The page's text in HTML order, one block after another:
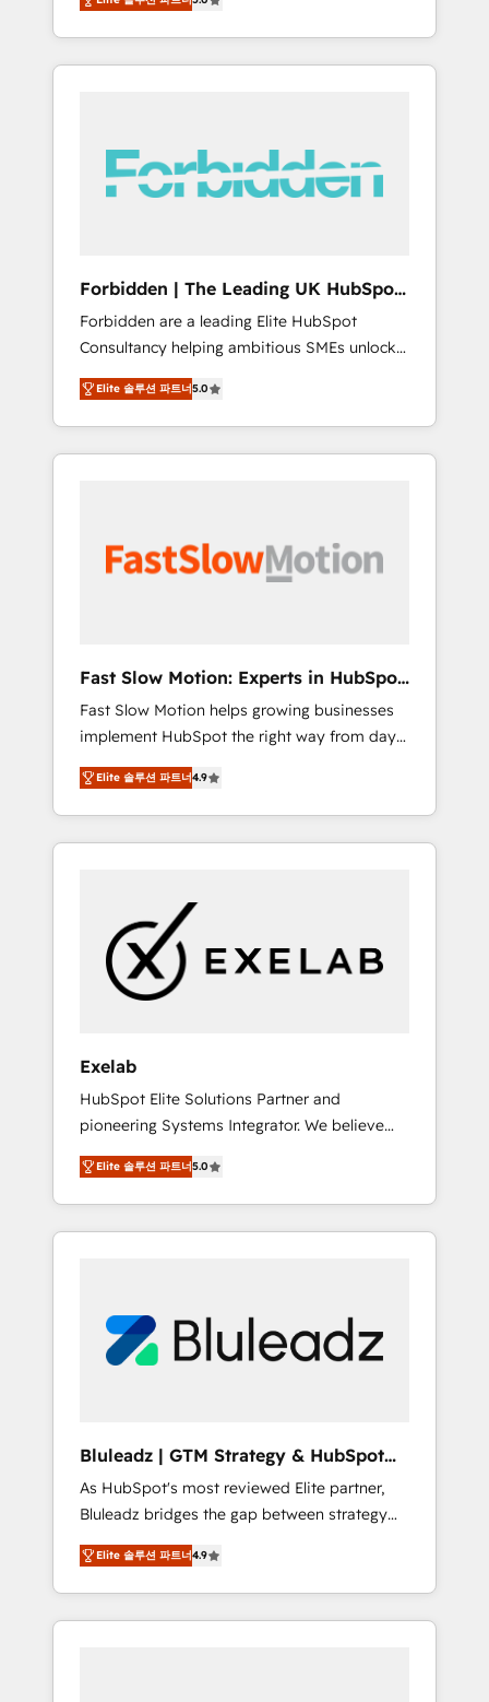
to data security and compliance. At
OneMetric, we help revenue teams focus on
the OneMetric that matters most: revenue.
Marketing, Ventes et Service sur HubSpot
grâce à la Revenue Architecture : alignement
des équipes, pipeline prévisible, croissance
Shopify, Oneflow. 💻 Développements
custom : CRM UI Extensions (React),
B2B, Immobilier, Viticulture, Finance. 🚀 Nos
livrables : migration sécurisée,
implémentation Marketing + Sales + Service
Hub, synchronisation ERP ↔ HubSpot temps
réel, formation équipes. 🏆 +350 projets
livrés. Accrédités HubSpot CRM
Implementation, Data Migration & Custom
Forbidden | The Leading UK HubSpot
Consultancy
Forbidden are a leading Elite HubSpot
Consultancy helping ambitious SMEs unlock
the full potential of HubSpot. Too many
businesses invest in HubSpot but never see
the ROI they expected due to poor adoption,
messy data, and disconnected teams getting
so it actually drives revenue, not just reports
reporting - Workflow automation and data
clean-up - Sales enablement and team
training - Ongoing optimisation and RevOps
support Based in Leeds and London, we
partner with SMEs across the UK who are
ready to turn HubSpot into the growth
engine it’s meant to be.
Elite 솔루션 파트너5.0
Fast Slow Motion: Experts in HubSpot
& Salesforce
Fast Slow Motion helps growing businesses
implement HubSpot the right way from day
one — with the flexibility to scale as
complexity increases. Highly certified in both
HubSpot and Salesforce, we bring deep
experience in CRM implementation,
growing mid-market and enterprise
organizations, our team combines strong
technical execution with real business
perspective. Many of our consultants have
operators need as their systems, data, and
processes evolve. Since 2014, we’ve
supported 1,400+ clients across a wide range
of industries, including healthcare, software,
B2B services, manufacturing, financial
services and more. Whether clients are new
to HubSpot or expanding into more
long-term value and a consistently strong
client experience.
Elite 솔루션 파트너4.9
Exelab
HubSpot Elite Solutions Partner and
pioneering Systems Integrator. We believe
technology should serve business strategy,
not the other way around. Every engagement
begins with clear objectives, customer
journey mapping, and measurable KPIs. Only
Connectors, workflows, and data
architectures that make HubSpot the
HubSpot beyond standard configurations. -
AI-FIRST- AI across customer-facing
operations to accelerate decisions,
streamline processes, and unlock efficiency
at scale. From predictive intelligence to
conversational AI, we turn data into action
and automation into competitive advantage.
Elite 솔루션 파트너5.0
Bluleadz | GTM Strategy & HubSpot
Implementation
As HubSpot's most reviewed Elite partner,
Bluleadz bridges the gap between strategy
and execution. We don't just "set up tools" —
we install the GTM Operating System (GTM
OS) to align your leadership and engineer a
portal that drives predictable revenue
Elite 솔루션 파트너4.9